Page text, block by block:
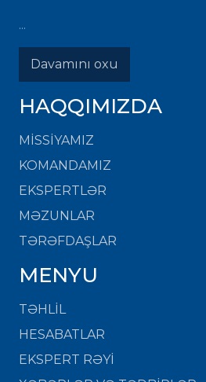
...
Davamını oxu
HAQQIMIZDA
MISSIYAMIZ
KOMANDAMIZ
EKSPERTLƏR
MƏZUNLAR
TƏRƏFDAŞLAR
MENYU
TƏHLİL
HESABATLAR
EKSPERT RƏYİ